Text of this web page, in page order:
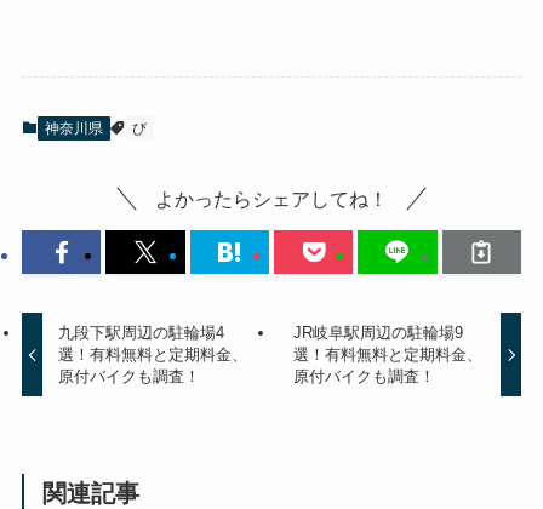
神奈川県 び
よかったらシェアしてね！
九段下駅周辺の駐輪場4
選！有料無料と定期料金、
原付バイクも調査！
JR岐阜駅周辺の駐輪場9
選！有料無料と定期料金、
原付バイクも調査！
関連記事